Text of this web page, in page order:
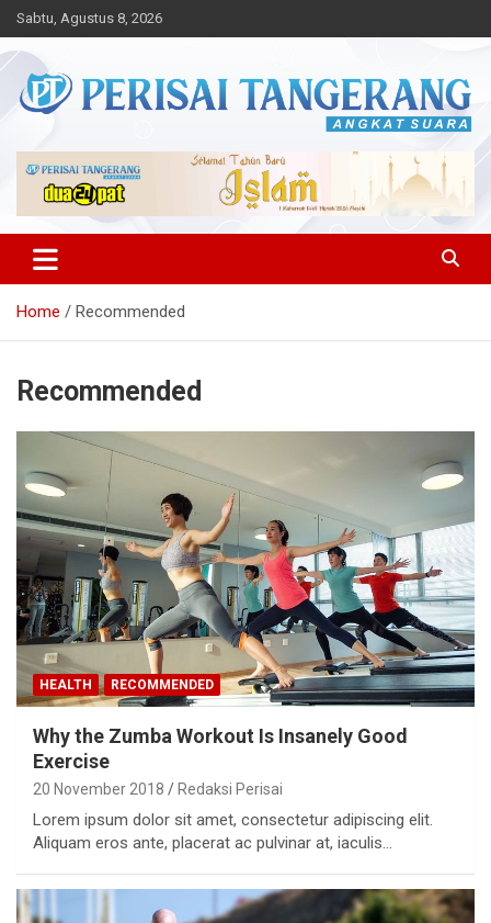
Skip
to
content
Sabtu, Agustus 8, 2026
Perisai Tangerang – Angkat
Suara
Home Recommended
Recommended
HEALTH RECOMMENDED
Why the Zumba Workout Is Insanely Good
Exercise
20 November 2018 Redaksi Perisai
Lorem ipsum dolor sit amet, consectetur adipiscing elit.
Aliquam eros ante, placerat ac pulvinar at, iaculis…